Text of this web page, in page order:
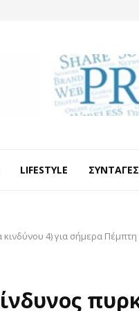
LIFESTYLE ΣΥΝΤΑΓΈΣ
4) για σήμερα Πέμπτη